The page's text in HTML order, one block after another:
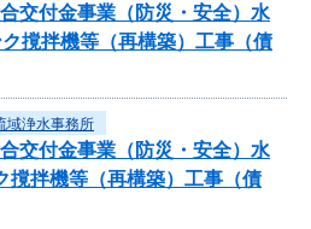
交付金事業（防災・安全）水
撹拌機等（再構築）工事（債
域浄水事務所
交付金事業（防災・安全）水
撹拌機等（再構築）工事（債